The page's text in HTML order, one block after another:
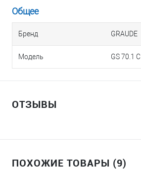
Общее
Бренд GRAUDE
Модель GS 70.1 C
ОТЗЫВЫ
ПОХОЖИЕ ТОВАРЫ (9)